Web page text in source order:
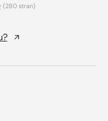
(280 stran)